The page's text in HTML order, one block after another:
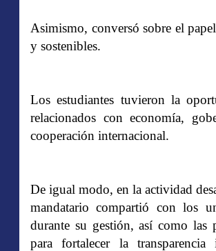
Asimismo, conversó sobre el
y sostenibles.
Los estudiantes tuvieron la
relacionados con economía,
cooperación internacional.
De igual modo, en la actividad
mandatario compartió con los
durante su gestión, así como las
para fortalecer la